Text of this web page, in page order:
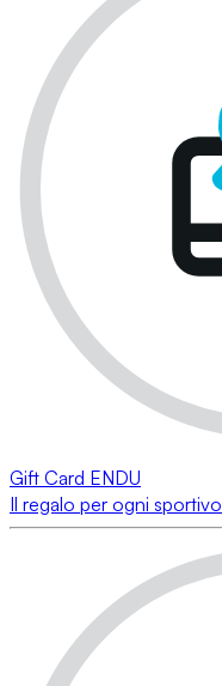
Gift Card ENDU
Il regalo per ogni sportivo